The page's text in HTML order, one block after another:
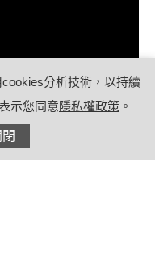
分析技術，以持續
示您同意隱私權政策 。
閉